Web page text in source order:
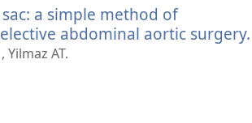
a simple method of
abdominal aortic surgery.
AT.